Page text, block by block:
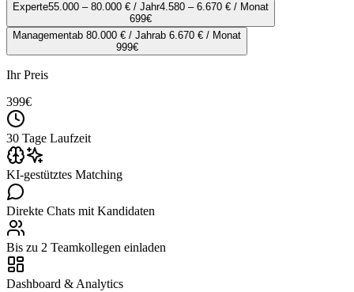
Experte55.000 – 80.000 € / Jahr4.580 – 6.670 € / Monat
699€
Managementab 80.000 € / Jahrab 6.670 € / Monat
999€
Ihr Preis
399€
30 Tage Laufzeit
KI-gestütztes Matching
Direkte Chats mit Kandidaten
Bis zu 2 Teamkollegen einladen
Dashboard & Analytics